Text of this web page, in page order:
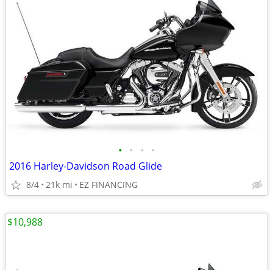
• • • •
2016 Harley-Davidson Road Glide
8/4 21k mi EZ FINANCING
$10,988